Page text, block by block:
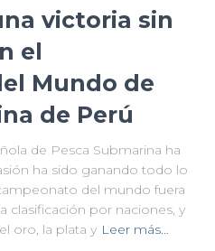
victoria sin
el
Mundo de
de Perú
de Pesca Submarina ha
ha sido ganando todo lo
del mundo fuera
clasificación por naciones, y
oro, la plata y Leer más…